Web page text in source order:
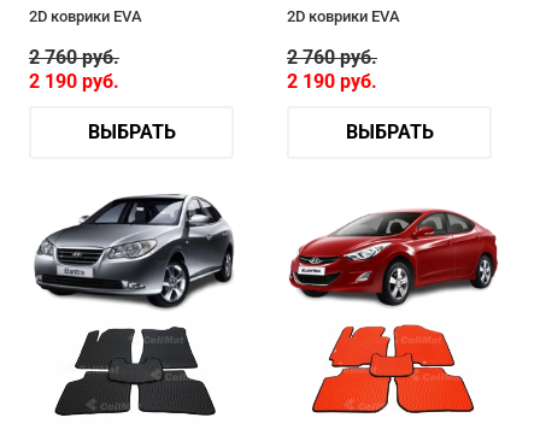
2D коврики EVA
2 760руб.
2 190 руб.
ВЫБРАТЬ
2D коврики EVA
2 760руб.
2 190 руб.
ВЫБРАТЬ